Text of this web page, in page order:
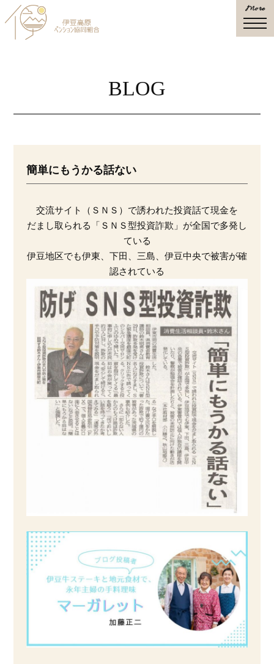
More
BLOG
簡単にもうかる話ない
交流サイト（ＳＮＳ）で誘われた投資話て現金を
だまし取られる「ＳＮＳ型投資詐欺」が全国で多発し
ている
伊豆地区でも伊東、下田、三島、伊豆中央で被害が確
認されている